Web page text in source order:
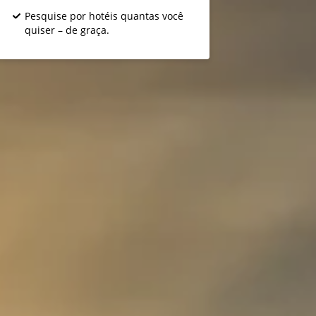
Pesquise por hotéis quantas você
quiser – de graça.